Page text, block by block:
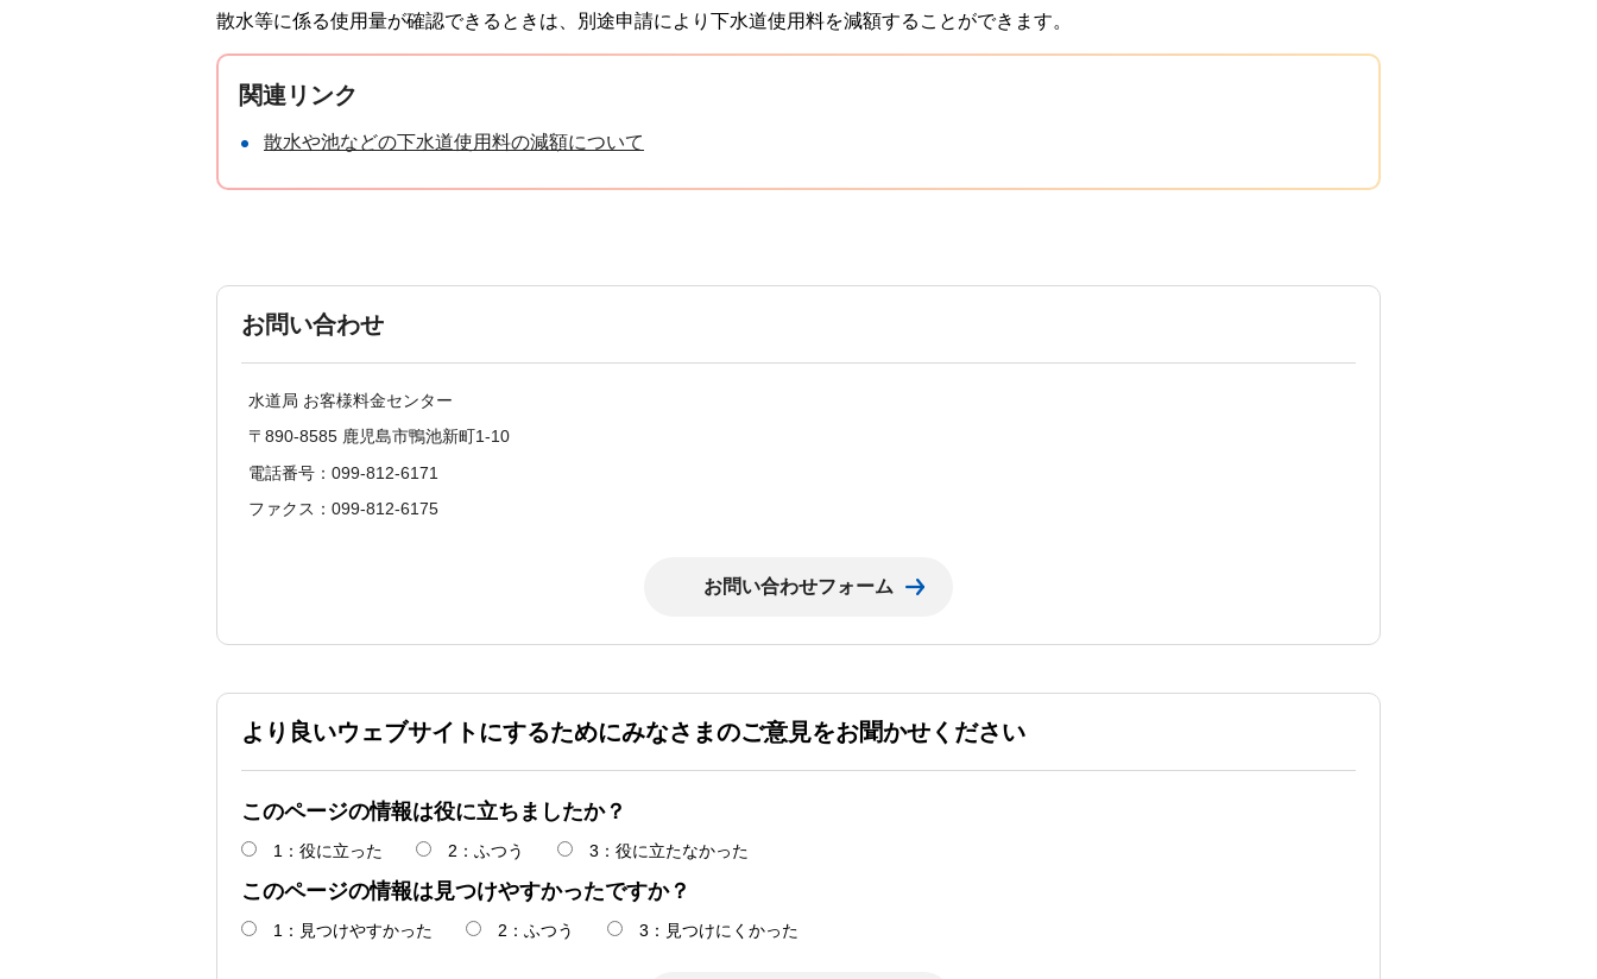
散水等に係る使用量が確認できるときは、別途申請により下水道使用料を減額することができます。
関連リンク
散水や池などの下水道使用料の減額について
お問い合わせ
水道局 お客様料金センター
〒890-8585 鹿児島市鴨池新町1-10
電話番号：099-812-6171
ファクス：099-812-6175
より良いウェブサイトにするためにみなさまのご意見をお聞かせください
このページの情報は役に立ちましたか？
1：役に立った 2：ふつう 3：役に立たなかった
このページの情報は見つけやすかったですか？
1：見つけやすかった 2：ふつう 3：見つけにくかった